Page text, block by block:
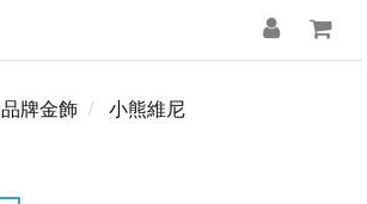
品牌金飾 小熊維尼